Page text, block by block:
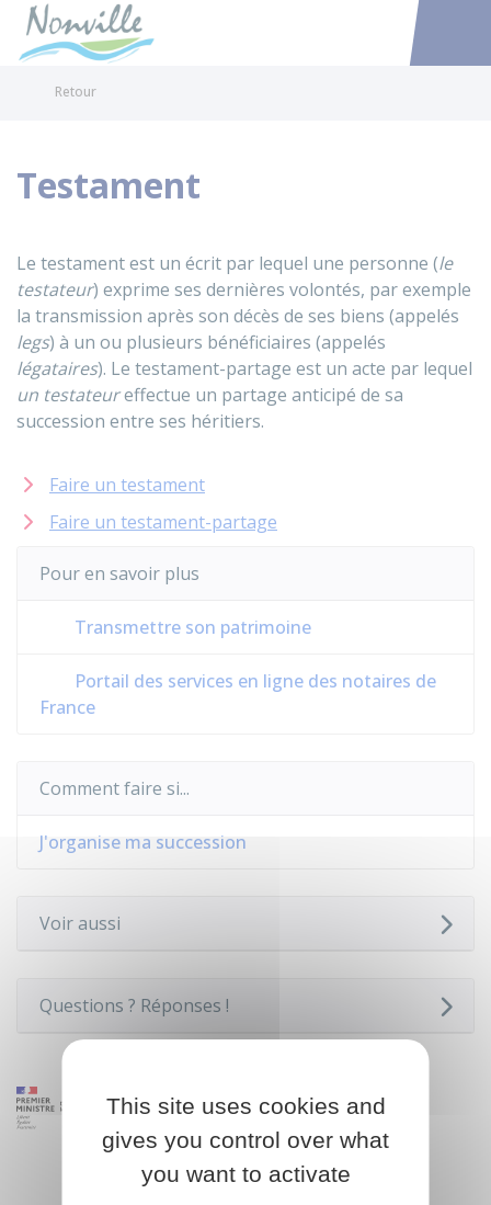
Accéder
Retour
Testament
Le testament est un écrit par lequel une personne (le
testateur) exprime ses dernières volontés, par exemple
la transmission après son décès de ses biens (appelés
legs) à un ou plusieurs bénéficiaires (appelés
légataires). Le testament-partage est un acte par lequel
un testateureffectue un partage anticipé de sa
succession entre ses héritiers.
Faire un testament
Faire un testament-partage
Pour en savoir plus
Transmettre son patrimoine
Portail des services en ligne des notaires de
France
Comment faire si...
J'organise ma succession
Voir aussi
Questions ? Réponses !
This site uses cookies and
gives you control over what
you want to activate